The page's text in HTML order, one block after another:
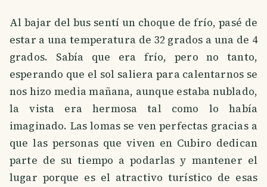
Al bajar del bus sentí un choque de frío, pasé de
estar a una temperatura de 32 grados a una de 4
grados. Sabía que era frío, pero no tanto,
esperando que el sol saliera para calentarnos se
nos hizo media mañana, aunque estaba nublado,
la vista era hermosa tal como lo había
imaginado. Las lomas se ven perfectas gracias a
que las personas que viven en Cubiro dedican
parte de su tiempo a podarlas y mantener el
lugar porque es el atractivo turístico de esas